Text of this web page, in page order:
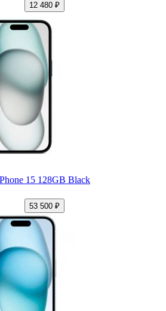
12 480 ₽
15 128GB Black
53 500 ₽